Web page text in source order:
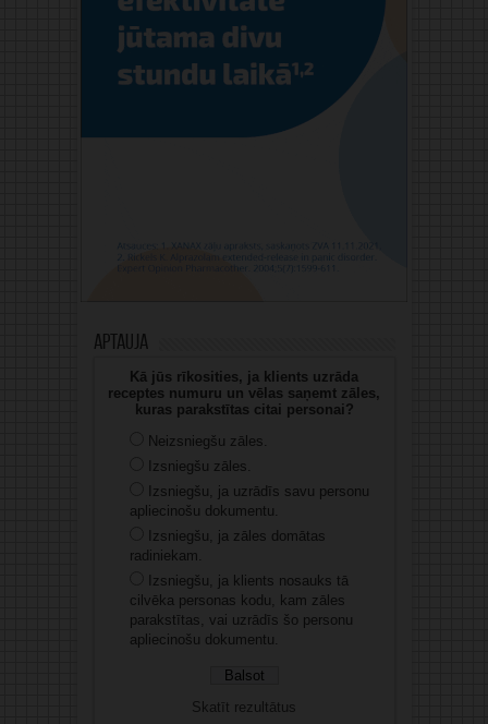
Aptauja
Kā jūs rīkosities, ja klients uzrāda
receptes numuru un vēlas saņemt zāles,
kuras parakstītas citai personai?
Neizsniegšu zāles.
Izsniegšu zāles.
Izsniegšu, ja uzrādīs savu personu
apliecinošu dokumentu.
Izsniegšu, ja zāles domātas
radiniekam.
Izsniegšu, ja klients nosauks tā
cilvēka personas kodu, kam zāles
parakstītas, vai uzrādīs šo personu
apliecinošu dokumentu.
Skatīt rezultātus